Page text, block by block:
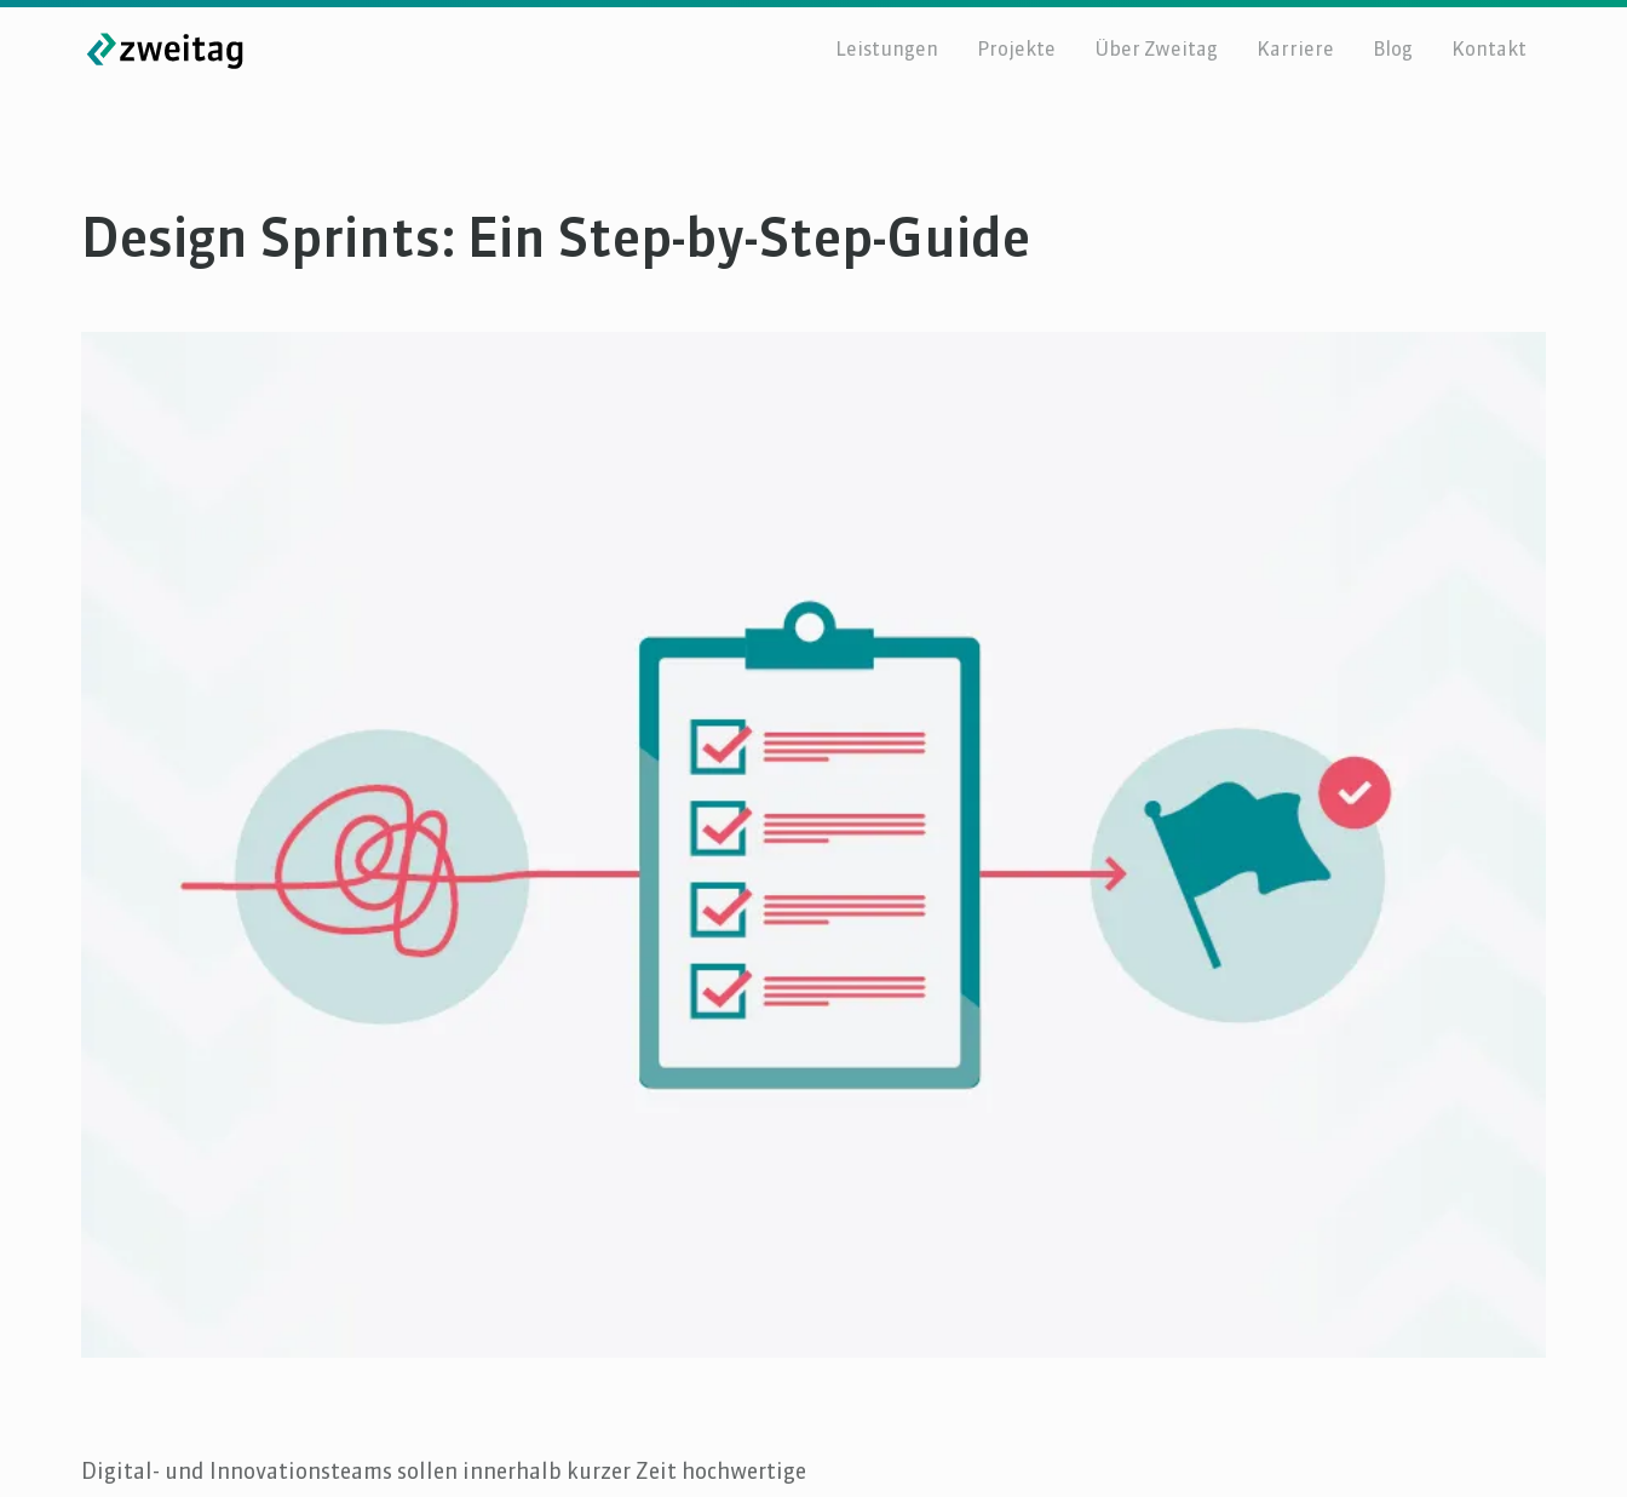
Leistungen Projekte Über Zweitag Karriere Blog Kontakt
Design Sprints: Ein Step-by-Step-Guide
Digital- und Innovationsteams sollen innerhalb kurzer Zeit hochwertige